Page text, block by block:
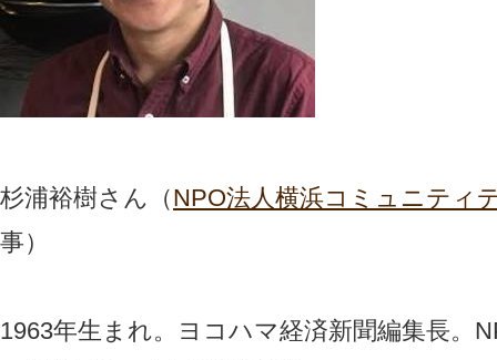
杉浦裕樹さん（NPO法人横浜コミュニティ
事）
1963年生まれ。ヨコハマ経済新聞編集長。